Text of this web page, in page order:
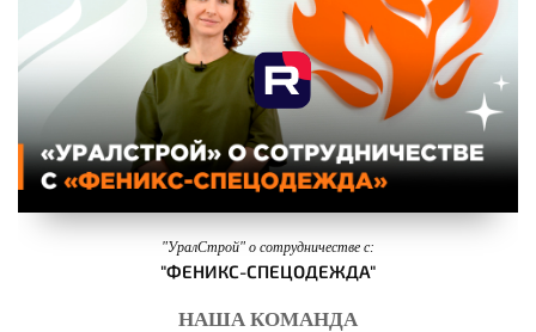
"УралСтрой" о сотрудничестве с:
"ФЕНИКС-СПЕЦОДЕЖДА"
НАША КОМАНДА